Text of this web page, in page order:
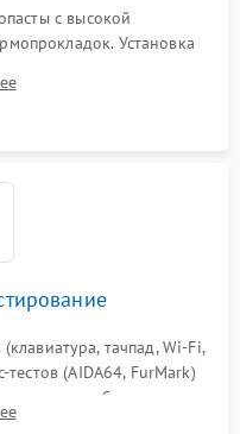
с высокой
Установка
Предварительная
тачпад, Wi-Fi,
тестов (AIDA64, FurMark)
и стабильности
нагрузкой.